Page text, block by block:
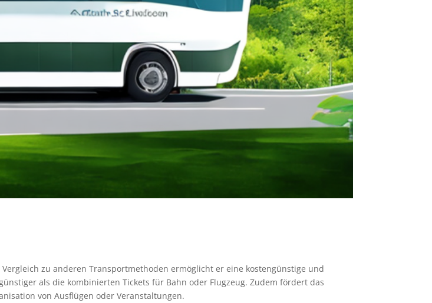
zu anderen Transportmethoden ermöglicht er eine kostengünstige und
als die kombinierten Tickets für Bahn oder Flugzeug. Zudem fördert das
von Ausflügen oder Veranstaltungen.